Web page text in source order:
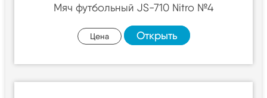
Мяч футбольный JS-710 Nitro №4
Цена Открыть